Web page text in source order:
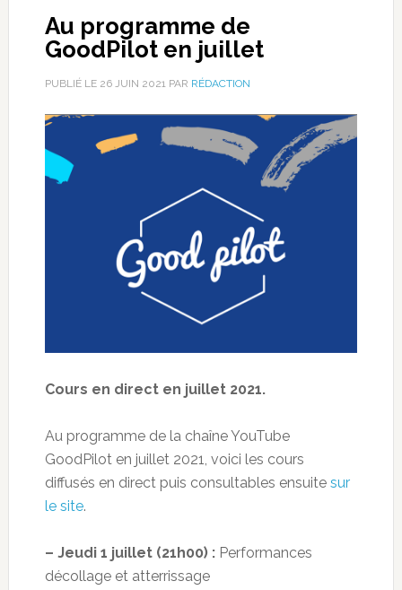
Au programme de
GoodPilot en juillet
PUBLIÉ LE 26 JUIN 2021PAR RÉDACTION
Cours en direct en juillet 2021.
Au programme de la chaîne YouTube
GoodPilot en juillet 2021, voici les cours
diffusés en direct puis consultables ensuite sur
le site.
– Jeudi 1 juillet (21h00) :Performances
décollage et atterrissage